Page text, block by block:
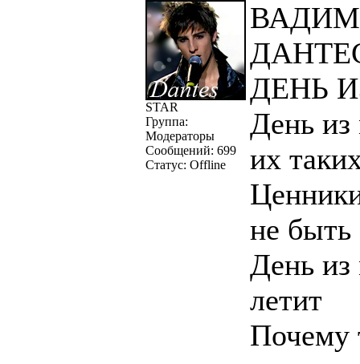
STAR
Группа:
Модераторы
Сообщений: 699
Статус: Offline
ДЕНЬ
День из
их
не быть
День из
летит
Почему